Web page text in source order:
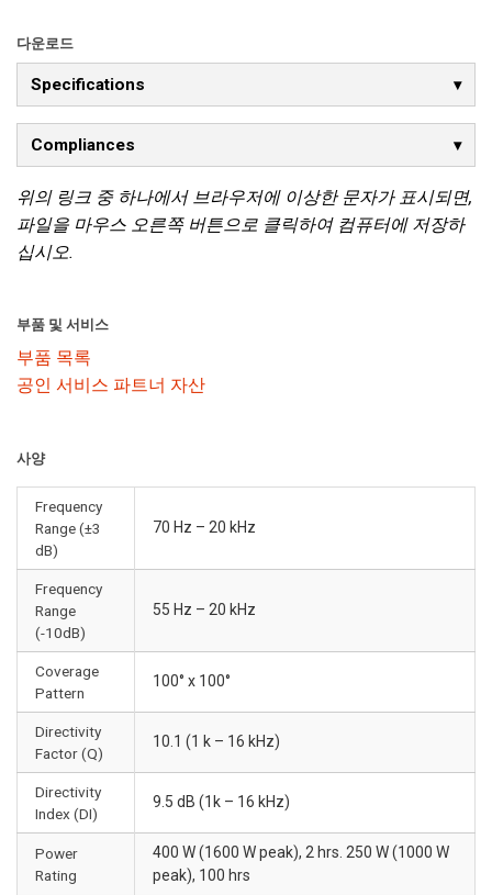
다운로드
Specifications
Compliances
위의 링크 중 하나에서 브라우저에 이상한 문자가 표시되면,
파일을 마우스 오른쪽 버튼으로 클릭하여 컴퓨터에 저장하
십시오.
부품 및 서비스
부품 목록
공인 서비스 파트너 자산
사양
Frequency
Range (±3
dB)
70 Hz – 20 kHz
Frequency
Range
(-10dB)
55 Hz – 20 kHz
Coverage
Pattern
100° x 100°
Directivity
Factor (Q)
10.1 (1 k – 16 kHz)
Directivity
Index (DI)
9.5 dB (1k – 16 kHz)
Power
Rating
400 W (1600 W peak), 2 hrs. 250 W (1000 W
peak), 100 hrs